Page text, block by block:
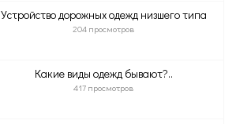
Устройство дорожных одежд низшего типа
204 просмотров
Какие виды одежд бывают?..
417 просмотров